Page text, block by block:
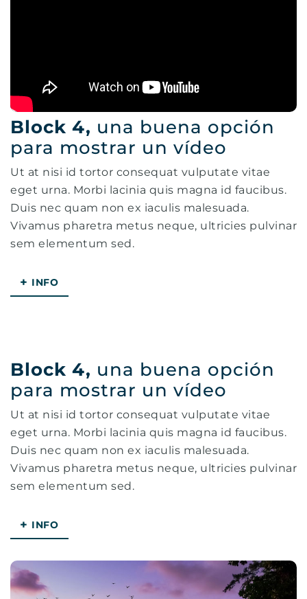
Block 4, una buena opción
para mostrar un vídeo
Ut at nisi id tortor consequat vulputate vitae
eget urna. Morbi lacinia quis magna id faucibus.
Duis nec quam non ex iaculis malesuada.
Vivamus pharetra metus neque, ultricies pulvinar
sem elementum sed.
+ INFO
Block 4, una buena opción
para mostrar un vídeo
Ut at nisi id tortor consequat vulputate vitae
eget urna. Morbi lacinia quis magna id faucibus.
Duis nec quam non ex iaculis malesuada.
Vivamus pharetra metus neque, ultricies pulvinar
sem elementum sed.
+ INFO